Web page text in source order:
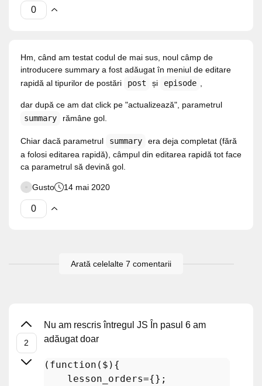
Hm, când am testat codul de mai sus, noul câmp de
introducere summary a fost adăugat în meniul de editare
rapidă al tipurilor de postări
post și episode
dar după ce am dat click pe "actualizează", parametrul
summary
rămâne gol.
Chiar dacă parametrul summary
era deja completat (fără
a folosi editarea rapidă), câmpul din editarea rapidă tot face
ca parametrul să devină gol.
Gusto 14 mai 2020
Arată celelalte 7 comentarii
Nu am rescris întregul JS În pasul 6 am
adăugat doar
( function ( $ ) {
    lesson_orders={};